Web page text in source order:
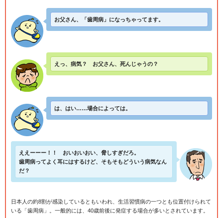
お父さん、「歯周病」になっちゃってます。
えっ、病気？ お父さん、死んじゃうの？
は、はい……場合によっては。
ええーーー！！ おいおいおい、脅しすぎだろ。
歯周病ってよく耳にはするけど、そもそもどういう病気なん
だ？
日本人の約8割が感染しているともいわれ、生活習慣病の一つとも位置付けられて
いる「歯周病」。一般的には、40歳前後に発症する場合が多いとされています。